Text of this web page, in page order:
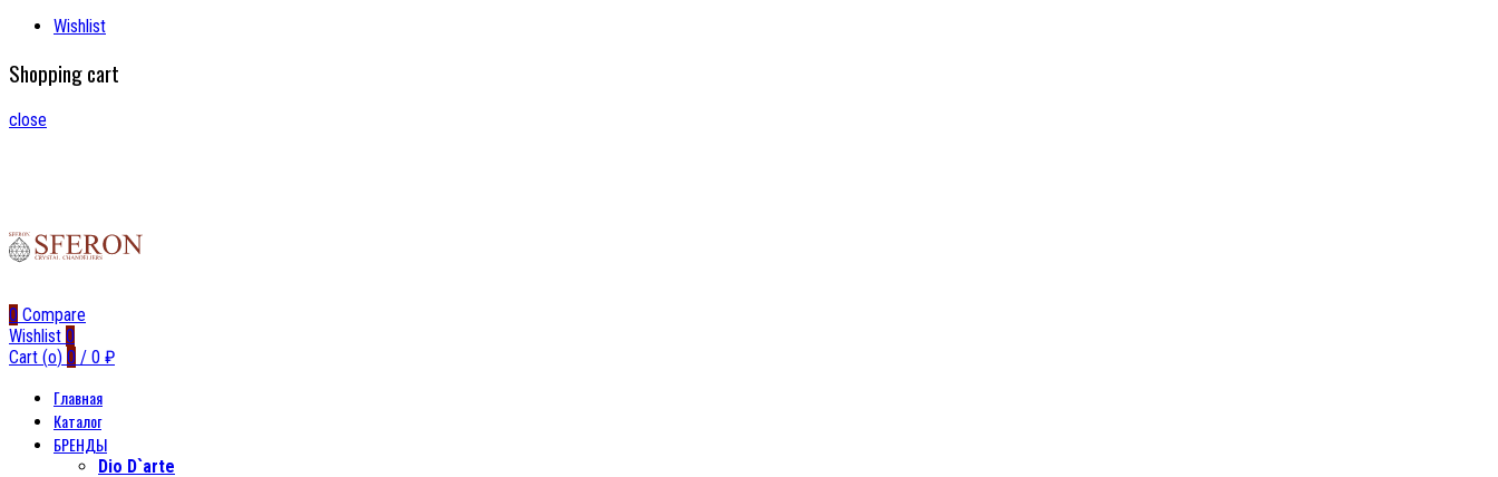
Wishlist
Shopping cart
close
0 Compare
Wishlist 0
Cart (o) 0 / 0 ₽
Главная
Каталог
БРЕНДЫ
Dio D`arte